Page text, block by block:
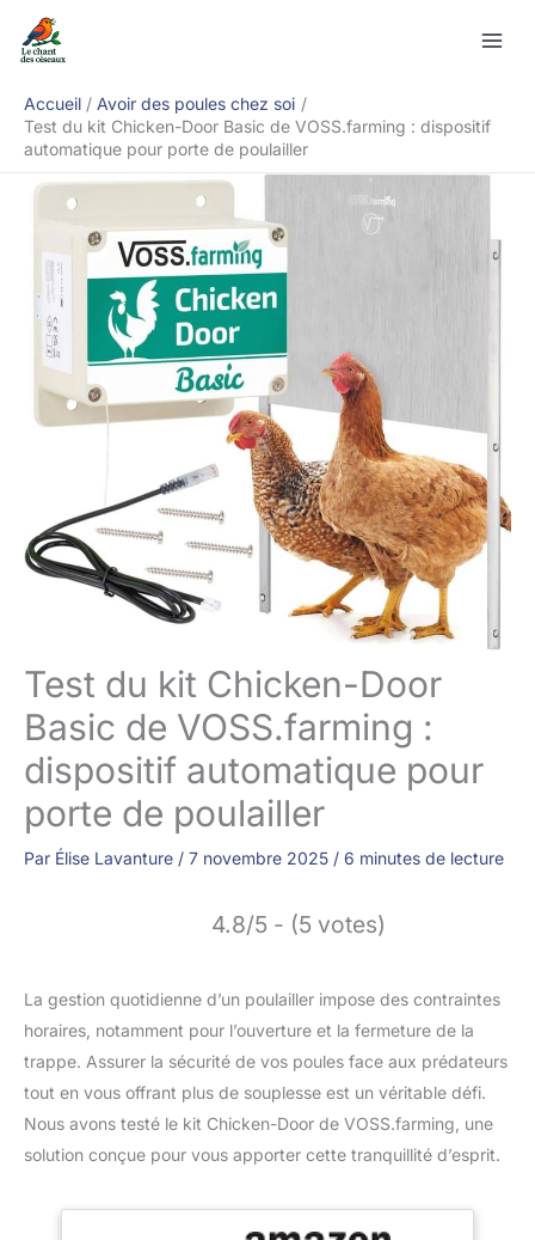
Accueil
Avoir des poules chez soi
Test du kit Chicken-Door Basic de VOSS.farming : dispositif
automatique pour porte de poulailler
Test du kit Chicken-Door
Basic de VOSS.farming :
dispositif automatique pour
porte de poulailler
Par Élise Lavanture / 7 novembre 2025 / 6 minutes de lecture
4.8/5 - (5 votes)
La gestion quotidienne d’un poulailler impose des contraintes
horaires, notamment pour l’ouverture et la fermeture de la
trappe. Assurer la sécurité de vos poules face aux prédateurs
tout en vous offrant plus de souplesse est un véritable défi.
Nous avons testé le kit Chicken-Door de VOSS.farming, une
solution conçue pour vous apporter cette tranquillité d’esprit.
Rechercher